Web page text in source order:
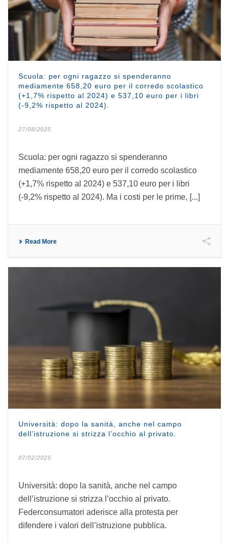
Scuola: per ogni ragazzo si spenderanno
mediamente 658,20 euro per il corredo scolastico
(+1,7% rispetto al 2024) e 537,10 euro per i libri
(-9,2% rispetto al 2024).
27/08/2025
Scuola: per ogni ragazzo si spenderanno
mediamente 658,20 euro per il corredo scolastico
(+1,7% rispetto al 2024) e 537,10 euro per i libri
(-9,2% rispetto al 2024). Ma i costi per le prime, [...]
Read More
Università: dopo la sanità, anche nel campo
dell’istruzione si strizza l’occhio al privato.
07/02/2025
Università: dopo la sanità, anche nel campo
dell’istruzione si strizza l’occhio al privato.
Federconsumatori aderisce alla protesta per
difendere i valori dell’istruzione pubblica.